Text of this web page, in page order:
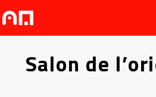
Salon de